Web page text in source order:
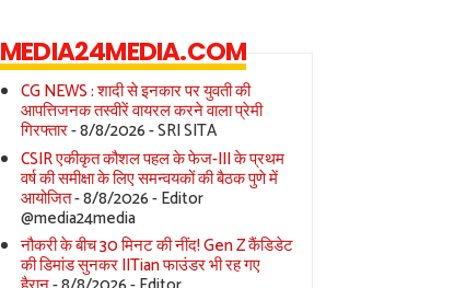
MEDIA24MEDIA.COM
CG NEWS : शादी से इनकार पर युवती की
आपत्तिजनक तस्वीरें वायरल करने वाला प्रेमी
गिरफ्तार- 8/8/2026- SRI SITA
CSIR एकीकृत कौशल पहल के फेज-III के प्रथम
वर्ष की समीक्षा के लिए समन्वयकों की बैठक पुणे में
आयोजित- 8/8/2026- Editor
@media24media
नौकरी के बीच 30 मिनट की नींद! Gen Z कैंडिडेट
की डिमांड सुनकर IITian फाउंडर भी रह गए